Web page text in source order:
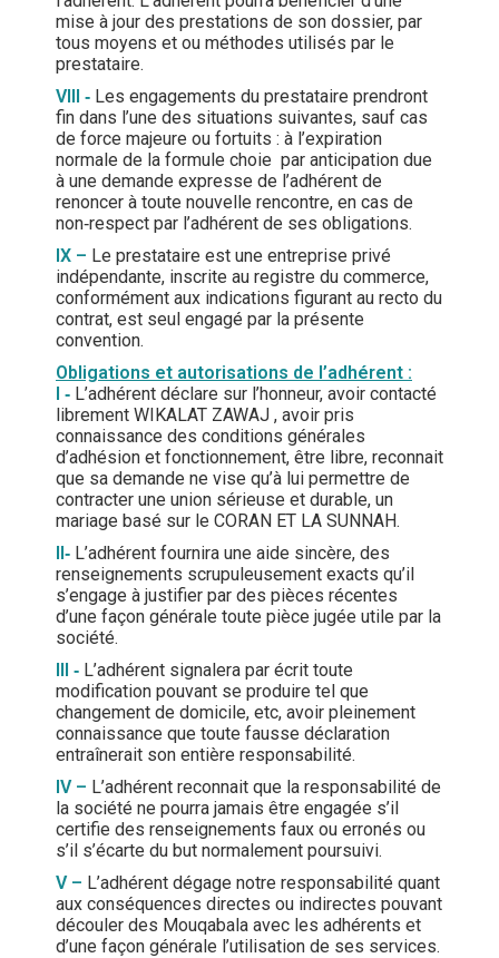
mise à jour des prestations de son dossier, par
tous moyens et ou méthodes utilisés par le
prestataire.
VIII ‐ Les engagements du prestataire prendront
fin dans l’une des situations suivantes, sauf cas
de force majeure ou fortuits : à l’expiration
normale de la formule choie par anticipation due
à une demande expresse de l’adhérent de
renoncer à toute nouvelle rencontre, en cas de
non‐respect par l’adhérent de ses obligations.
IX – Le prestataire est une entreprise privé
indépendante, inscrite au registre du commerce,
conformément aux indications figurant au recto du
contrat, est seul engagé par la présente
convention.
Obligations et autorisations de l’adhérent :
I ‐ L’adhérent déclare sur l’honneur, avoir contacté
librement WIKALAT ZAWAJ , avoir pris
connaissance des conditions générales
d’adhésion et fonctionnement, être libre, reconnait
que sa demande ne vise qu’à lui permettre de
contracter une union sérieuse et durable, un
mariage basé sur le CORAN ET LA SUNNAH.
II‐ L’adhérent fournira une aide sincère, des
renseignements scrupuleusement exacts qu’il
s’engage à justifier par des pièces récentes
d’une façon générale toute pièce jugée utile par la
société.
III ‐ L’adhérent signalera par écrit toute
modification pouvant se produire tel que
changement de domicile, etc, avoir pleinement
connaissance que toute fausse déclaration
entraînerait son entière responsabilité.
IV – L’adhérent reconnait que la responsabilité de
la société ne pourra jamais être engagée s’il
certifie des renseignements faux ou erronés ou
s’il s’écarte du but normalement poursuivi.
V – L’adhérent dégage notre responsabilité quant
aux conséquences directes ou indirectes pouvant
découler des Mouqabala avec les adhérents et
d’une façon générale l’utilisation de ses services.